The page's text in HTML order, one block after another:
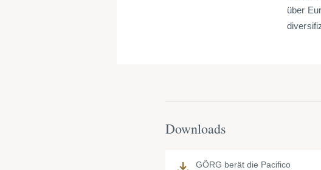
über
Downloads
GÖRG berät die Pacifico